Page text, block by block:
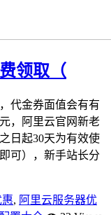
领取（
代金券面值会有有
，阿里云官网新老
日起30天为有效使
可），新手站长分
, 阿里云服务器优